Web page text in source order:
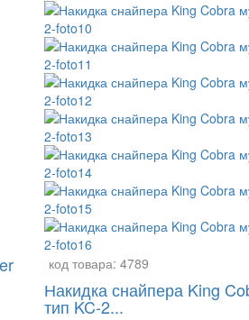
код товара: 4789
Накидка снайпера King
тип KC-2...